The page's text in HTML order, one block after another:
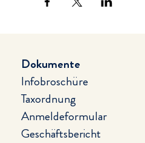
Dokumente
Infobroschüre
Taxordnung
Anmeldeformular
Geschäftsbericht